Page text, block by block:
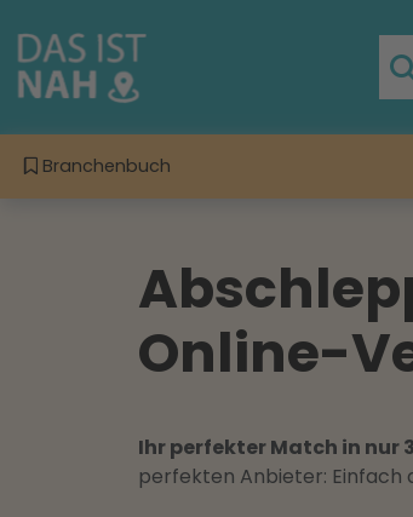
Branchenbuch
Online-
Ihr perfekter Match in nur
perfekten Anbieter: Einfach